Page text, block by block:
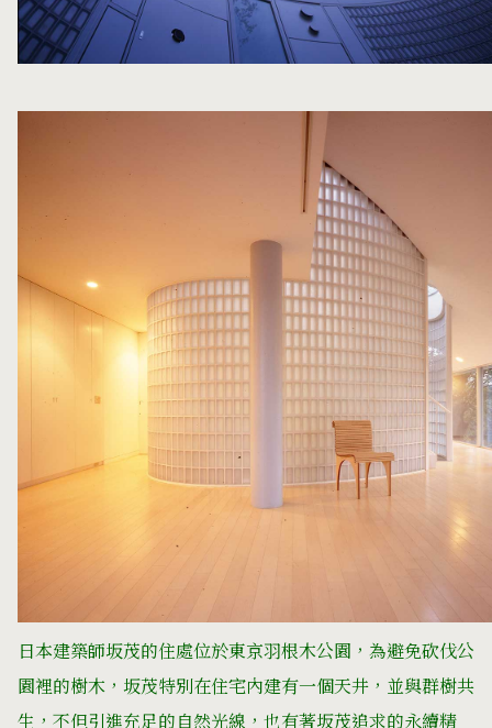
日本建築師坂茂的住處位於東京羽根木公園，為避免砍伐公
園裡的樹木，坂茂特別在住宅內建有一個天井，並與群樹共
生，不但引進充足的自然光線，也有著坂茂追求的永續精